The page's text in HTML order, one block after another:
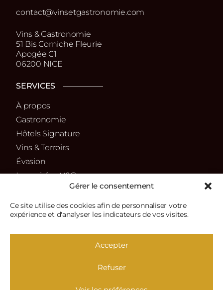
Gérer le consentement
Ce site utilise des cookies afin de personnaliser votre
expérience et d'analyser les indicateurs de vos visites.
Accepter
Refuser
contact@vinsetgastronomie.com
Vins & Gastronomie
51 Bis Corniche Fleurie
Apogée C1
06200 NICE
SERVICES
À propos
Gastronomie
Hôtels Signature
Vins & Terroirs
Évasion
Les soirées V&G
SUIVEZ-NOUS
FacebookInstagram
Linkedin
X
© 2026 - VINS & GASTRONOMIE
Politique de confidentialitéMentions légales